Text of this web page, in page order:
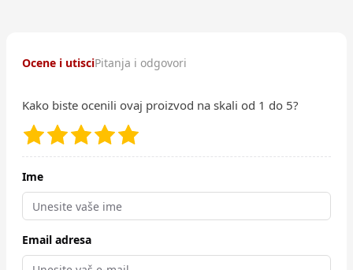
Ocene i utisciPitanja i odgovori
Kako biste ocenili ovaj proizvod na skali od 1 do 5?
Ime
Email adresa